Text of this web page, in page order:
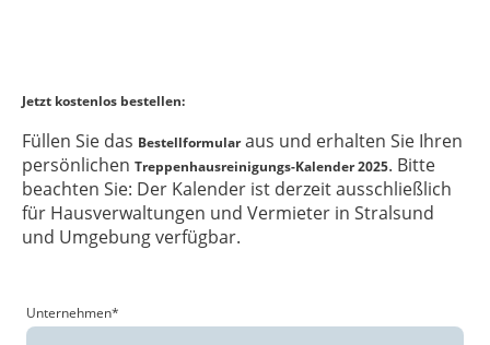
Jetzt kostenlos bestellen:
Füllen Sie das Bestellformularaus und erhalten Sie Ihren
persönlichen Treppenhausreinigungs-Kalender 2025. Bitte
beachten Sie: Der Kalender ist derzeit ausschließlich
für Hausverwaltungen und Vermieter in Stralsund
und Umgebung verfügbar.
Unternehmen*